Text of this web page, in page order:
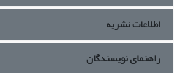
اطلاعات نشریه
راهنمای نویسندگان